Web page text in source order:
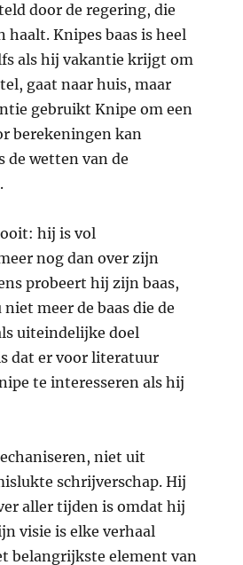
door de regering, die
haalt. Knipes baas is heel
als hij vakantie krijgt om
gaat naar huis, maar
gebruikt Knipe om een
berekeningen kan
de wetten van de
hij is vol
nog dan over zijn
probeert hij zijn baas,
meer de baas die de
uiteindelijke doel
dat er voor literatuur
te interesseren als hij
niet uit
schrijverschap. Hij
aller tijden is omdat hij
visie is elke verhaal
belangrijkste element van